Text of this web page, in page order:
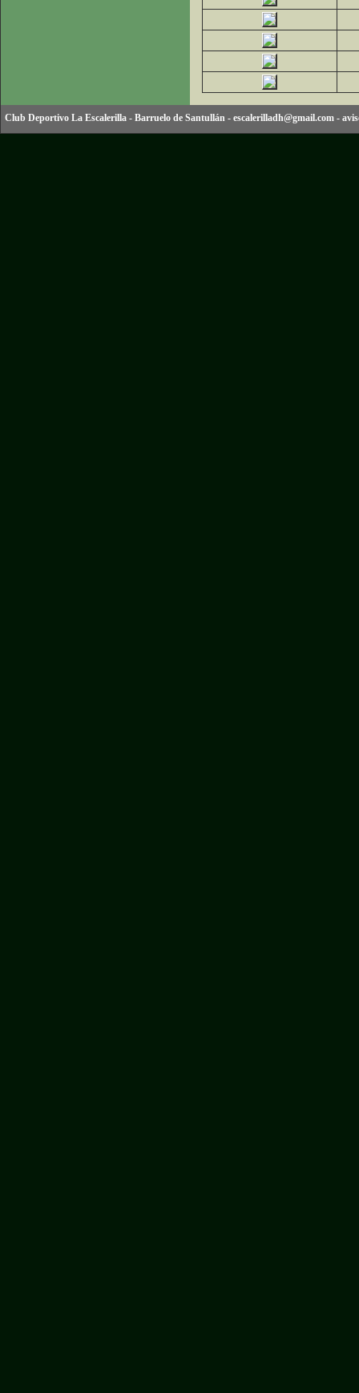
Club Deportivo La Escalerilla - Barruelo de Santullán - escalerilladh@gmail.com -